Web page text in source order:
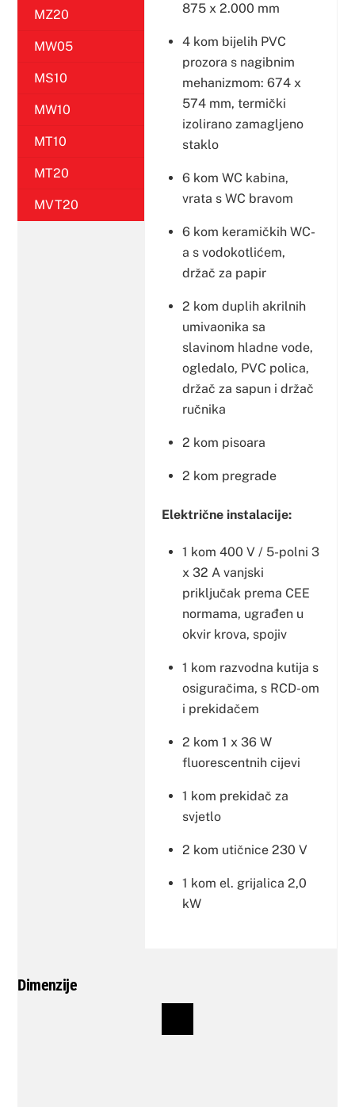
MZ20
MW05
MS10
MW10
MT10
MT20
MVT20
875 x 2.000 mm
4 kom bijelih PVC
prozora s nagibnim
mehanizmom: 674 x
574 mm, termički
izolirano zamagljeno
staklo
6 kom WC kabina,
vrata s WC bravom
6 kom keramičkih WC-
a s vodokotlićem,
držač za papir
2 kom duplih akrilnih
umivaonika sa
slavinom hladne vode,
ogledalo, PVC polica,
držač za sapun i držač
ručnika
2 kom pisoara
2 kom pregrade
Električne instalacije:
1 kom 400 V / 5-polni 3
x 32 A vanjski
priključak prema CEE
normama, ugrađen u
okvir krova, spojiv
1 kom razvodna kutija s
osiguračima, s RCD-om
i prekidačem
2 kom 1 x 36 W
fluorescentnih cijevi
1 kom prekidač za
svjetlo
2 kom utičnice 230 V
1 kom el. grijalica 2,0
kW
Dimenzije